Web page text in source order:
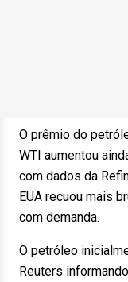
O prêmio do
WTI aumentou
com dados da
EUA recuou mais
com demanda.
O petróleo
Reuters